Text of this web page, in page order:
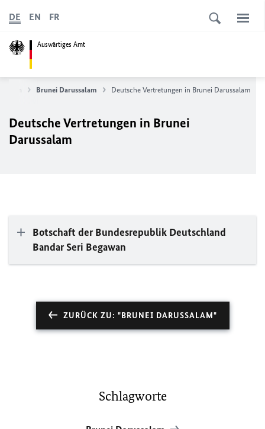
Auswärtiges Amt
DE EN FR
Brunei Darussalam Deutsche Vertretungen in Brunei Darussalam
Deutsche Vertretungen in Brunei
Darussalam
Botschaft der Bundesrepublik Deutschland
Bandar Seri Begawan
ZURÜCK ZU: "BRUNEI DARUSSALAM"
Schlagworte